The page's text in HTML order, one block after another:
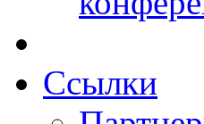
Ссылки